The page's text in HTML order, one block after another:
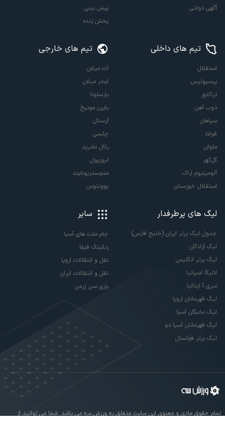
آگهی دولتی
پیش بینی
پخش زنده
تیم های داخلی
استقلال
پرسپولیس
تراکتور
ذوب آهن
سپاهان
فولاد
ملوان
گل‌گهر
آلومینیوم اراک
استقلال خوزستان
تیم های خارجی
آث میلان
اینتر میلان
بارسلونا
بایرن مونیخ
آرسنال
چلسی
رئال مادرید
لیورپول
منچستریونایتد
یوونتوس
لیگ های پرطرفدار
جدول لیگ برتر ایران (خلیج فارس)
لیگ آزادگان
لیگ برتر انگلیس
لالیگا اسپانیا
سری آ ایتالیا
لیگ قهرمانان اروپا
لیگ نخبگان آسیا
لیگ قهرمانان آسیا دو
لیگ برتر فوتسال
سایر
جام ملت های آسیا
رنکینگ فیفا
نقل و انتقالات اروپا
نقل و انتقالات ایران
پاری سن ژرمن
تمام حقوق مادی و معنوی این سایت متعلق به ورزش سه می باشد. شما می توانید از